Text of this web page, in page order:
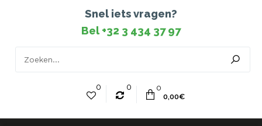
Snel iets vragen?
Bel +32 3 434 37 97
0 0
0
0,00€